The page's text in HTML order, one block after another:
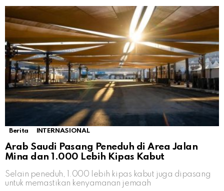
Berita INTERNASIONAL
Arab Saudi Pasang Peneduh di Area Jalan
Mina dan 1.000 Lebih Kipas Kabut
Selain peneduh, 1.000 lebih kipas kabut juga dipasang
untuk memastikan kenyamanan jemaah